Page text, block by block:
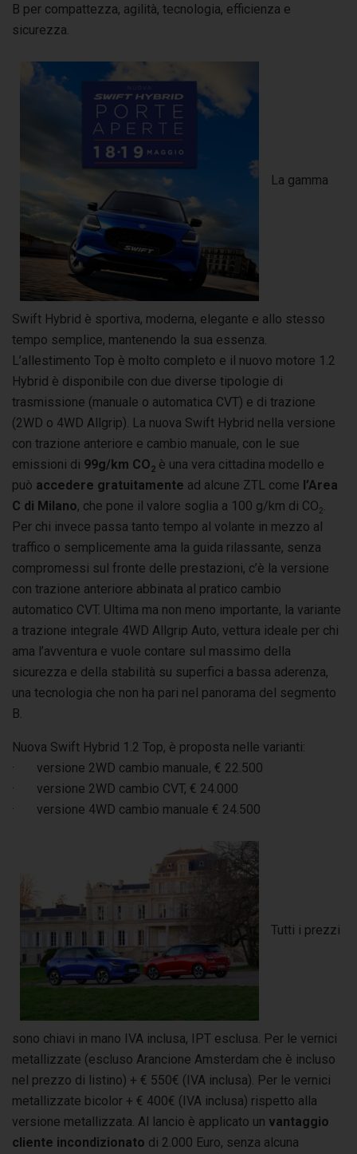
B per compattezza, agilità, tecnologia, efficienza e
sicurezza.
La gamma
Swift Hybrid è sportiva, moderna, elegante e allo stesso
tempo semplice, mantenendo la sua essenza.
L’allestimento Top è molto completo e il nuovo motore 1.2
Hybrid è disponibile con due diverse tipologie di
trasmissione (manuale o automatica CVT) e di trazione
(2WD o 4WD Allgrip). La nuova Swift Hybrid nella versione
con trazione anteriore e cambio manuale, con le sue
emissioni di 99g/km CO2 è una vera cittadina modello e
può accedere gratuitamente ad alcune ZTL come l’Area
C di Milano, che pone il valore soglia a 100 g/km di CO2
Per chi invece passa tanto tempo al volante in mezzo al
traffico o semplicemente ama la guida rilassante, senza
compromessi sul fronte delle prestazioni, c’è la versione
con trazione anteriore abbinata al pratico cambio
automatico CVT. Ultima ma non meno importante, la variante
a trazione integrale 4WD Allgrip Auto, vettura ideale per chi
ama l’avventura e vuole contare sul massimo della
sicurezza e della stabilità su superfici a bassa aderenza,
una tecnologia che non ha pari nel panorama del segmento
B.
Nuova Swift Hybrid 1.2 Top, è proposta nelle varianti:
· versione 2WD cambio manuale, € 22.500
· versione 2WD cambio CVT, € 24.000
· versione 4WD cambio manuale € 24.500
Tutti i prezzi
sono chiavi in mano IVA inclusa, IPT esclusa. Per le vernici
metallizzate (escluso Arancione Amsterdam che è incluso
nel prezzo di listino) + € 550€ (IVA inclusa). Per le vernici
metallizzate bicolor + € 400€ (IVA inclusa) rispetto alla
versione metallizzata. Al lancio è applicato un vantaggio
cliente incondizionato di 2.000 Euro, senza alcuna